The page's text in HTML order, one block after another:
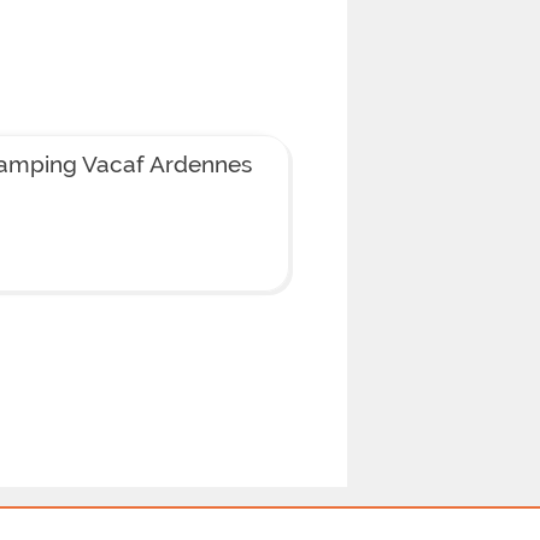
Vacaf Ardennes